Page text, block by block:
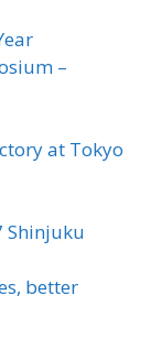
–
at Tokyo
Shinjuku
better